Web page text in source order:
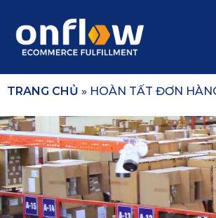
TRANG CHỦ » HOÀN TẤT ĐƠN